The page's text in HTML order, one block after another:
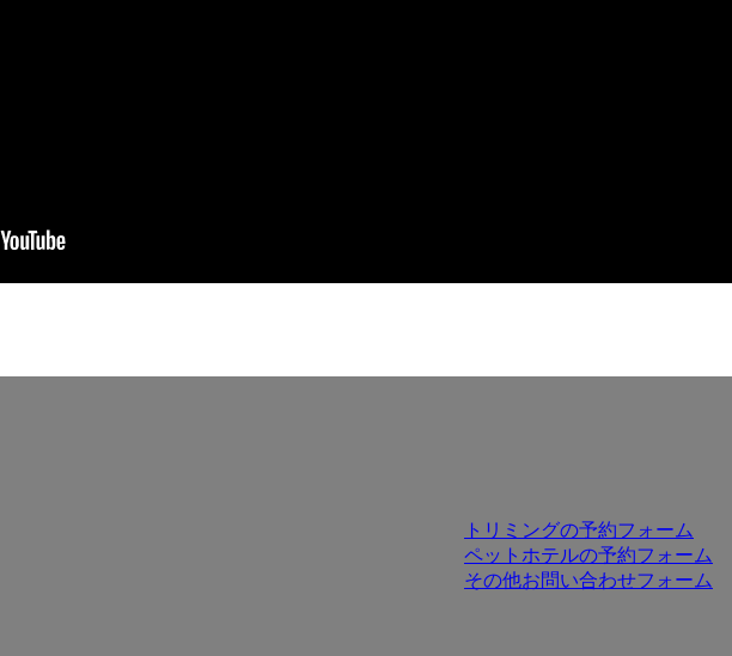
トリミングの予約フォーム
ペットホテルの予約フォーム
その他お問い合わせフォーム